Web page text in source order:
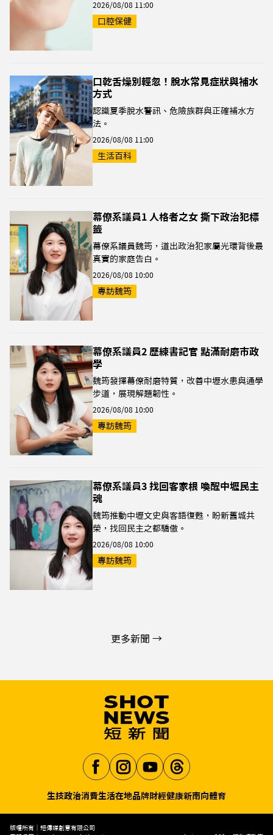
2026/08/08 11:00
口腔保健
口乾舌燥別輕忽！脫水常見症狀與補水
方式
認識夏季脫水警訊、危險族群與正確補水方
法。
2026/08/08 11:00
生活百科
幕僚系議員1 人格者之女 撕下政治犯標
籤
幕僚系議員魏筠，道出政治犯家屬光環背後最
真實的家庭告白。
2026/08/08 10:00
專訪魏筠
幕僚系議員2 歷練書記官 點滿耐磨市政
學
魏筠發揮幕僚耐磨特質，改善中壢水患與通學
步道，展現解題韌性。
2026/08/08 10:00
專訪魏筠
幕僚系議員3 找回客家根 喚醒中壢民主
魂
魏筠推動中壢文史與客語復甦，盼新舊城共
榮，找回民主之都驕傲。
2026/08/08 10:00
專訪魏筠
更多新聞 →
Aa
生技政治消費生活在地品牌財經健康新南向體育
版權所有｜短傳媒創意有限公司